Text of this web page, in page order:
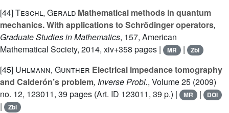
[44]Teschl, Gerald Mathematical methods in quantum
mechanics. With applications to Schrödinger operators,
Graduate Studies in Mathematics, 157, American
Mathematical Society, 2014, xiv+358 pages |
MR | Zbl
[45] Uhlmann, Gunther Electrical impedance tomography
and Calderón’s problem, Inverse Probl., Volume 25 (2009)
no. 12, 123011, 39 pages (Art. ID 123011, 39 p.) |
MR | DOI
| Zbl